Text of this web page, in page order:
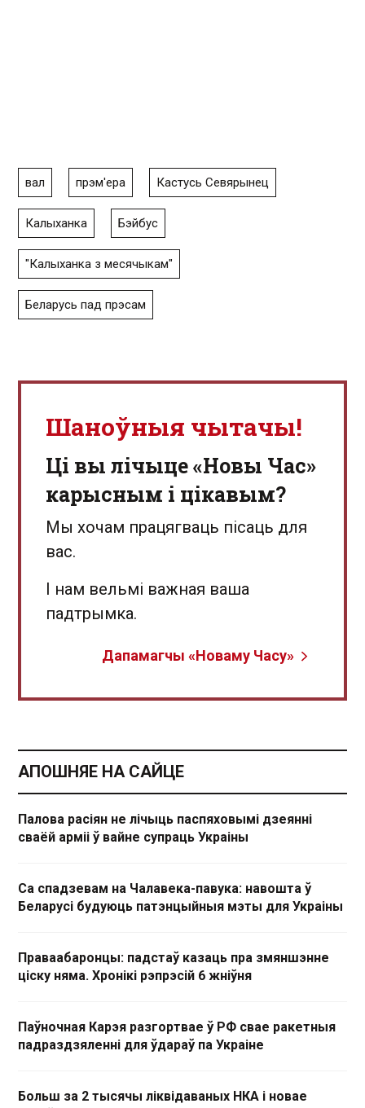
вал прэм'ера Кастусь Севярынец
Калыханка Бэйбус
"Калыханка з месячыкам"
Беларусь пад прэсам
Шаноўныя чытачы!
Ці вы лічыце «Новы Час»
карысным і цікавым?
Мы хочам працягваць пісаць для
вас.
І нам вельмі важная ваша
падтрымка.
Дапамагчы «Новаму Часу»
АПОШНЯЕ НА САЙЦЕ
Палова расіян не лічыць паспяховымі дзеянні
сваёй арміі ў вайне супраць Украіны
Са спадзевам на Чалавека-павука: навошта ў
Беларусі будуюць патэнцыйныя мэты для Украіны
Праваабаронцы: падстаў казаць пра змяншэнне
ціску няма. Хронікі рэпрэсій 6 жніўня
Паўночная Карэя разгортвае ў РФ свае ракетныя
падраздзяленні для ўдараў па Украіне
Больш за 2 тысячы ліквідаваных НКА і новае